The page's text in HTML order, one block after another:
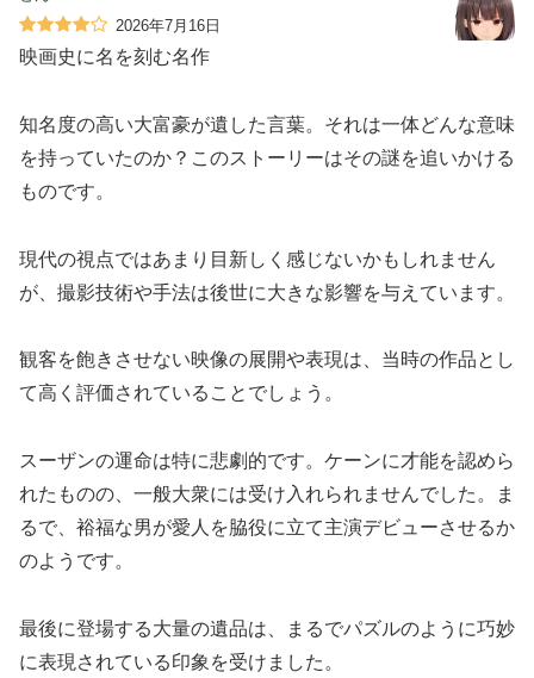
2026年7月16日
映画史に名を刻む名作
知名度の高い大富豪が遺した言葉。それは一体どんな意味
を持っていたのか？このストーリーはその謎を追いかける
ものです。
現代の視点ではあまり目新しく感じないかもしれません
が、撮影技術や手法は後世に大きな影響を与えています。
観客を飽きさせない映像の展開や表現は、当時の作品とし
て高く評価されていることでしょう。
スーザンの運命は特に悲劇的です。ケーンに才能を認めら
れたものの、一般大衆には受け入れられませんでした。ま
るで、裕福な男が愛人を脇役に立て主演デビューさせるか
のようです。
最後に登場する大量の遺品は、まるでパズルのように巧妙
に表現されている印象を受けました。